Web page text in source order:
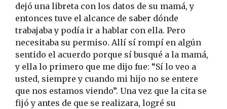
dejó una libreta con los datos de su mamá, y
entonces tuve el alcance de saber dónde
trabajaba y podía ir a hablar con ella. Pero
necesitaba su permiso. Allí sí rompí en algún
sentido el acuerdo porque sí busqué a la mamá,
y ella lo primero que me dijo fue: “Sí lo veo a
usted, siempre y cuando mi hijo no se entere
que nos estamos viendo”. Una vez que la cita se
fijó y antes de que se realizara, logré su